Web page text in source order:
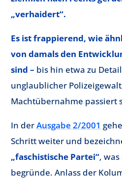
„verhaidert“.
Es ist frappierend, wie
von damals den
sind – bis hin etwa zu
unglaublicher
Machtübernahme passiert
In derAusgabe 2/2001
Schritt weiter und
„faschistische Partei“,
begründe. Anlass der